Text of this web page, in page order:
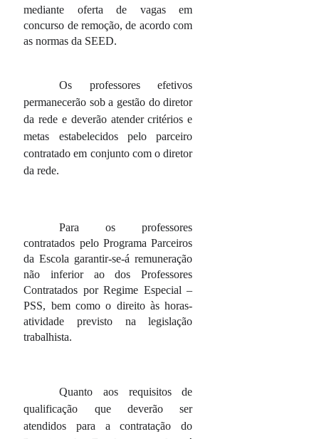
mediante oferta de vagas em
concurso de remoção, de acordo com
as normas da SEED.
Os professores efetivos
permanecerão sob a gestão do diretor
da rede e deverão atender critérios e
metas estabelecidos pelo parceiro
contratado em conjunto com o diretor
da rede.
Para os professores
contratados pelo Programa Parceiros
da Escola garantir-se-á remuneração
não inferior ao dos Professores
Contratados por Regime Especial –
PSS, bem como o direito às horas-
atividade previsto na legislação
trabalhista.
Quanto aos requisitos de
qualificação que deverão ser
atendidos para a contratação do